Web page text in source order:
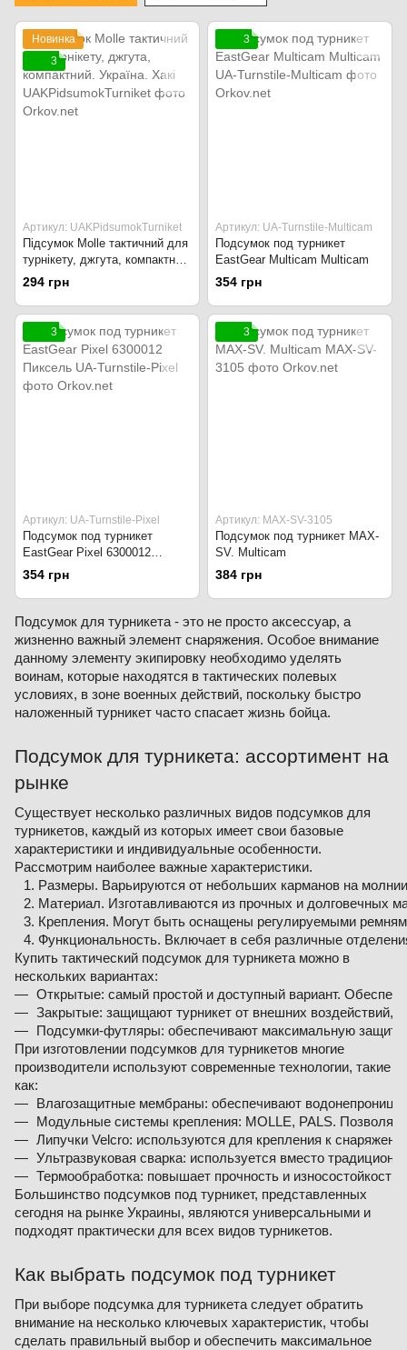
Новинка
3
Артикул: UAKPidsumokTurniket
Підсумок Molle тактичний для
турнікету, джгута, компактний.
Україна. Хакі
294 грн
3
Артикул: UA-Turnstile-Multicam
Подсумок под турникет
EastGear Multicam Multicam
354 грн
3
Артикул: UA-Turnstile-Pixel
Подсумок под турникет
EastGear Pixel 6300012
Пиксель
354 грн
3
Артикул: MAX-SV-3105
Подсумок под турникет MAX-
SV. Multicam
384 грн
Подсумок для турникета - это не просто аксессуар, а
жизненно важный элемент снаряжения. Особое внимание
данному элементу экипировку необходимо уделять
воинам, которые находятся в тактических полевых
условиях, в зоне военных действий, поскольку быстро
наложенный турникет часто спасает жизнь бойца.
Подсумок для турникета: ассортимент на
рынке
Существует несколько различных видов подсумков для
турникетов, каждый из которых имеет свои базовые
характеристики и индивидуальные особенности.
Рассмотрим наиболее важные характеристики.
Размеры. Варьируются от небольших карманов на
Материал. Изготавливаются из прочных и долговечных
Крепления. Могут быть оснащены регулируемыми
Функциональность. Включает в себя различные
Купить тактический подсумок для турникета можно в
нескольких вариантах:
Открытые: самый простой и доступный вариант.
Закрытые: защищают турникет от внешних воздействий,
Подсумки-футляры: обеспечивают максимальную
При изготовлении подсумков для турникетов многие
производители используют современные технологии, такие
как:
Влагозащитные мембраны: обеспечивают
Модульные системы крепления: MOLLE, PALS.
Липучки Velcro: используются для крепления к
Ультразвуковая сварка: используется вместо
Термообработка: повышает прочность и износостойкость
Большинство подсумков под турникет, представленных
сегодня на рынке Украины, являются универсальными и
подходят практически для всех видов турникетов.
Как выбрать подсумок под турникет
При выборе подсумка для турникета следует обратить
внимание на несколько ключевых характеристик, чтобы
сделать правильный выбор и обеспечить максимальное